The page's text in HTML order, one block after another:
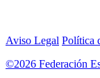
Aviso Legal Política
©2026 Federación